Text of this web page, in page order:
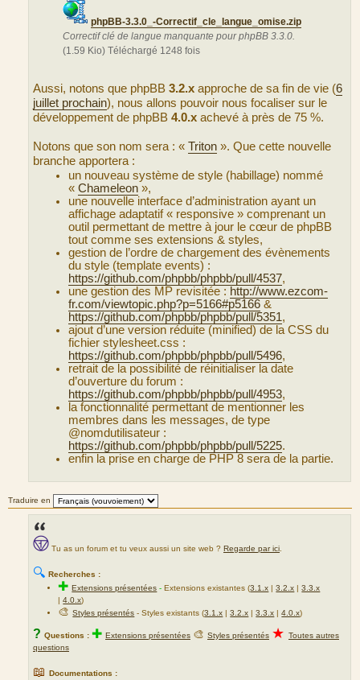
phpBB-3.3.0_-Correctif_cle_langue_omise.zip
Correctif clé de langue manquante pour phpBB 3.3.0.
(1.59 Kio) Téléchargé 1248 fois
Aussi, notons que phpBB 3.2.x approche de sa fin de vie (6
juillet prochain), nous allons pouvoir nous focaliser sur le
développement de phpBB 4.0.x achevé à près de 75 %.
Notons que son nom sera : « Triton ». Que cette nouvelle
branche apportera :
un nouveau système de style (habillage) nommé
«Chameleon »,
une nouvelle interface d’administration ayant un
affichage adaptatif « responsive » comprenant un
outil permettant de mettre à jour le cœur de phpBB
tout comme ses extensions & styles,
gestion de l’ordre de chargement des évènements
du style (template events) :
https://github.com/phpbb/phpbb/pull/4537,
une gestion des MP revisitée : http://www.ezcom-
fr.com/viewtopic.php?p=5166#p5166 &
https://github.com/phpbb/phpbb/pull/5351,
ajout d’une version réduite (minified) de la CSS du
fichier stylesheet.css :
https://github.com/phpbb/phpbb/pull/5496,
retrait de la possibilité de réinitialiser la date
d’ouverture du forum :
https://github.com/phpbb/phpbb/pull/4953,
la fonctionnalité permettant de mentionner les
membres dans les messages, de type
@nomdutilisateur :
https://github.com/phpbb/phpbb/pull/5225.
enfin la prise en charge de PHP 8 sera de la partie.
Traduire en
Tu as un forum et tu veux aussi un site web ? Regarde par ici.
🔍 Recherches :
✚Extensions présentées - Extensions existantes (3.1.x |3.2.x |3.3.x
|4.0.x)
🎨Styles présentés - Styles existants (3.1.x |3.2.x |3.3.x |4.0.x)
? Questions : ✚ Extensions présentées 🎨 Styles présentés ★ Toutes autres
questions
📖 Documentations :